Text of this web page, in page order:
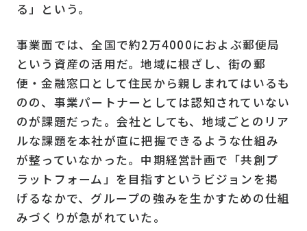
る」という。
事業面では、全国で約2万4000におよぶ郵便局
という資産の活用だ。地域に根ざし、街の郵
便・金融窓口として住民から親しまれてはいるも
のの、事業パートナーとしては認知されていない
のが課題だった。会社としても、地域ごとのリア
ルな課題を本社が直に把握できるような仕組み
が整っていなかった。中期経営計画で「共創プ
ラットフォーム」を目指すというビジョンを掲
げるなかで、グループの強みを生かすための仕組
みづくりが急がれていた。